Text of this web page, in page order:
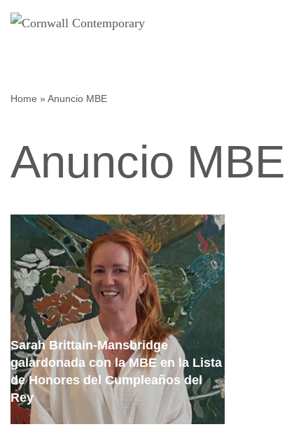
Home » Anuncio MBE
Anuncio MBE
Sarah Brittain-Mansbridge
galardonada con la MBE en la Lista
de Honores del Cumpleaños del
Rey